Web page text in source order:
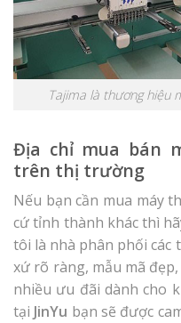
Tajima là thương hiệu
Địa chỉ mua bán
trên thị trường
Nếu bạn cần mua máy
cứ tỉnh thành khác thì
tôi là nhà phân phối các
xứ rõ ràng, mẫu mã
nhiều ưu đãi dành cho
tại JinYu bạn sẽ được